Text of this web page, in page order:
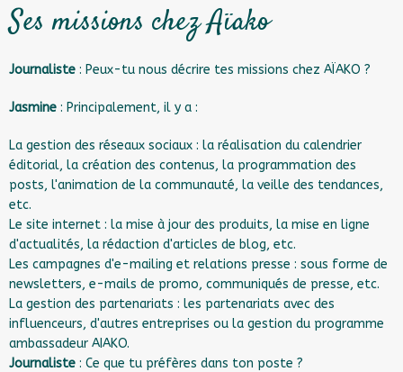
Ses missions chez Aïako
Journaliste : Peux-tu nous décrire tes missions chez AÏAKO ?
Jasmine : Principalement, il y a :
La gestion des réseaux sociaux : la réalisation du calendrier
éditorial, la création des contenus, la programmation des
posts, l'animation de la communauté, la veille des tendances,
etc.
Le site internet : la mise à jour des produits, la mise en ligne
d'actualités, la rédaction d'articles de blog, etc.
Les campagnes d'e-mailing et relations presse : sous forme de
newsletters, e-mails de promo, communiqués de presse, etc.
La gestion des partenariats : les partenariats avec des
influenceurs, d'autres entreprises ou la gestion du programme
ambassadeur AIAKO.
Journaliste : Ce que tu préfères dans ton poste ?